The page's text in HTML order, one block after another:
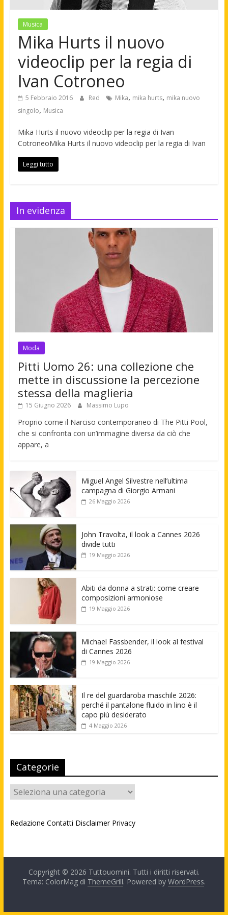
Musica
Mika Hurts il nuovo
videoclip per la regia di
Ivan Cotroneo
5 Febbraio 2016 Red Mika, mika hurts, mika nuovo
singolo, Musica
Mika Hurts il nuovo videoclip per la regia di Ivan
CotroneoMika Hurts il nuovo videoclip per la regia di Ivan
Leggi tutto
In evidenza
Moda
Pitti Uomo 26: una collezione che
mette in discussione la percezione
stessa della maglieria
15 Giugno 2026 Massimo Lupo
Proprio come il Narciso contemporaneo di The Pitti Pool,
che si confronta con un’immagine diversa da ciò che
appare, a
Miguel Angel Silvestre nell’ultima
campagna di Giorgio Armani
26 Maggio 2026
John Travolta, il look a Cannes 2026
divide tutti
19 Maggio 2026
Abiti da donna a strati: come creare
composizioni armoniose
19 Maggio 2026
Michael Fassbender, il look al festival
di Cannes 2026
19 Maggio 2026
Il re del guardaroba maschile 2026:
perché il pantalone fluido in lino è il
capo più desiderato
4 Maggio 2026
Categorie
Categorie
Redazione Contatti Disclaimer Privacy
Copyright © 2026 Tuttouomini. Tutti i diritti riservati.
Tema: ColorMag di ThemeGrill. Powered by WordPress.